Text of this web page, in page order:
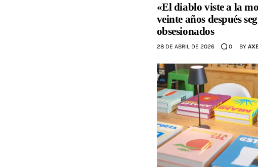
«El diablo viste a la
veinte años después
obsesionados
28 DE ABRIL DE 2026 0 BY